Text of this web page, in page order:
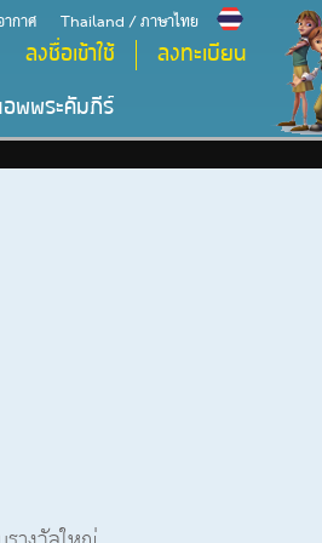
Thailand / ภาษาไทย
กาศ
ลงชื่อเข้าใช้ ลงทะเบียน
อพพระคัมภีร์